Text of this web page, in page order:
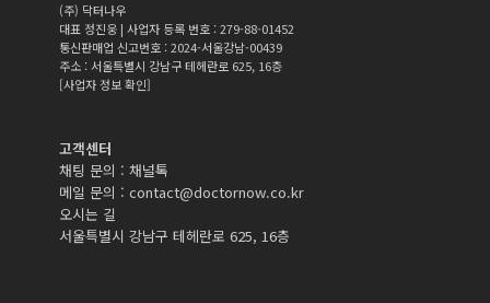
(주) 닥터나우
대표 정진웅 | 사업자 등록 번호 : 279-88-01452
통신판매업 신고번호 : 2024-서울강남-00439
주소 : 서울특별시 강남구 테헤란로 625, 16층
[사업자 정보 확인]
고객센터
채팅 문의 : 채널톡
메일 문의 : contact@doctornow.co.kr
오시는 길
서울특별시 강남구 테헤란로 625, 16층